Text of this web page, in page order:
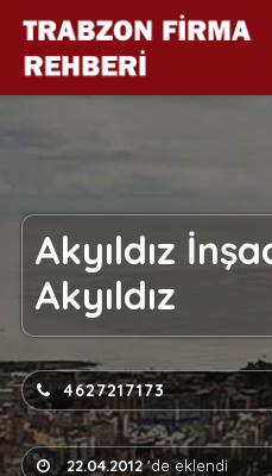
Akyıldız
Akyıldız
4627217173
22.04.2012'de eklendi